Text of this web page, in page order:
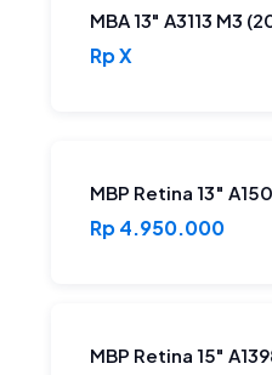
MBA 13" A3113 M3
Rp X
MBP Retina 13″
Rp 4.950.000
MBP Retina 15"